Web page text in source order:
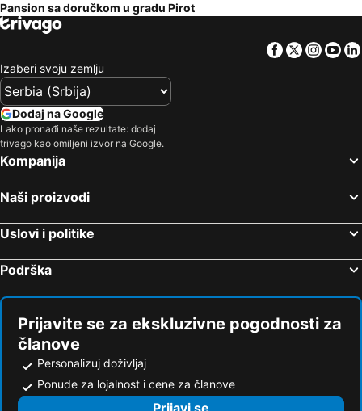
Pansion sa doručkom u gradu Pirot
Facebook
Twitter
Izaberi svoju zemlju
Dodaj na Google
Lako pronađi naše rezultate: dodaj
trivago kao omiljeni izvor na Google.
Kompanija
Naši proizvodi
Uslovi i politike
Podrška
Prijavite se za ekskluzivne pogodnosti za
članove
Personalizuj doživljaj
Ponude za lojalnost i cene za članove
Prijavi se